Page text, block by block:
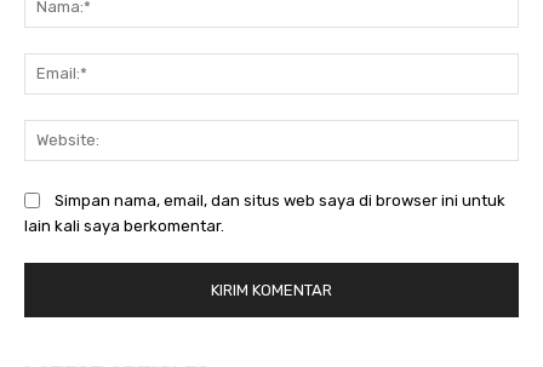
Simpan nama, email, dan situs web saya di browser ini untuk
lain kali saya berkomentar.